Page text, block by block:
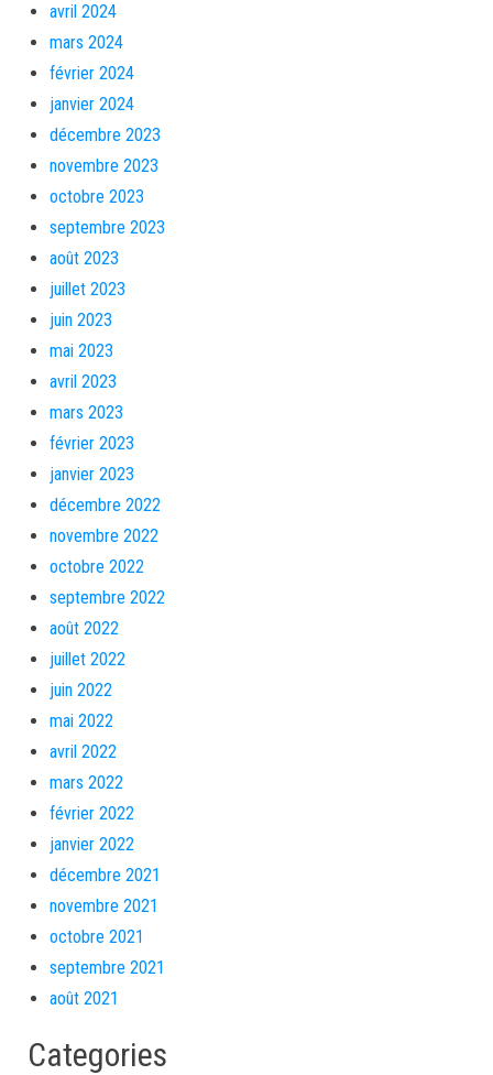
avril 2024
mars 2024
février 2024
janvier 2024
décembre 2023
novembre 2023
octobre 2023
septembre 2023
août 2023
juillet 2023
juin 2023
mai 2023
avril 2023
mars 2023
février 2023
janvier 2023
décembre 2022
novembre 2022
octobre 2022
septembre 2022
août 2022
juillet 2022
juin 2022
mai 2022
avril 2022
mars 2022
février 2022
janvier 2022
décembre 2021
novembre 2021
octobre 2021
septembre 2021
août 2021
Categories